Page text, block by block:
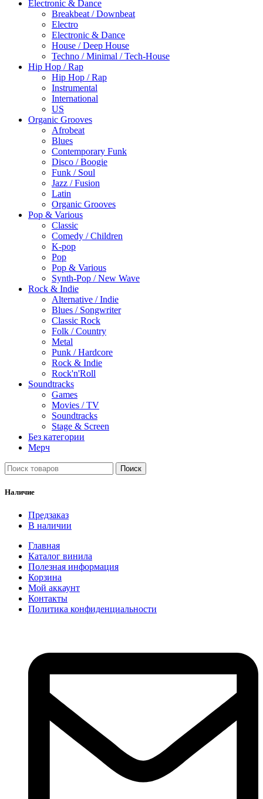
Electronic & Dance
Breakbeat / Downbeat
Electro
Electronic & Dance
House / Deep House
Techno / Minimal / Tech-House
Hip Hop / Rap
Hip Hop / Rap
Instrumental
International
US
Organic Grooves
Afrobeat
Blues
Contemporary Funk
Disco / Boogie
Funk / Soul
Jazz / Fusion
Latin
Organic Grooves
Pop & Various
Classic
Comedy / Children
K-pop
Pop
Pop & Various
Synth-Pop / New Wave
Rock & Indie
Alternative / Indie
Blues / Songwriter
Classic Rock
Folk / Country
Metal
Punk / Hardcore
Rock & Indie
Rock'n'Roll
Soundtracks
Games
Movies / TV
Soundtracks
Stage & Screen
Без категории
Мерч
Поиск
Наличие
Предзаказ
В наличии
Главная
Каталог винила
Полезная информация
Корзина
Мой аккаунт
Контакты
Политика конфиденциальности